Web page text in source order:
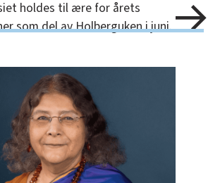
holdes til ære for årets
som del av Holberguken i juni.